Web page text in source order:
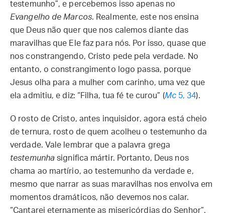
testemunho”, e percebemos isso apenas no
Evangelho de Marcos. Realmente, este nos ensina
que Deus não quer que nos calemos diante das
maravilhas que Ele faz para nós. Por isso, quase que
nos constrangendo, Cristo pede pela verdade. No
entanto, o constrangimento logo passa, porque
Jesus olha para a mulher com carinho, uma vez que
ela admitiu, e diz: “Filha, tua fé te curou” (Mc5, 34).
O rosto de Cristo, antes inquisidor, agora está cheio
de ternura, rosto de quem acolheu o testemunho da
verdade. Vale lembrar que a palavra grega
testemunha significa mártir. Portanto, Deus nos
chama ao martírio, ao testemunho da verdade e,
mesmo que narrar as suas maravilhas nos envolva em
momentos dramáticos, não devemos nos calar.
“Cantarei eternamente as misericórdias do Senhor”.